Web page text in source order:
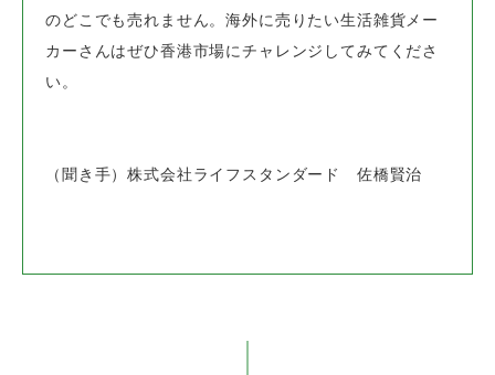
のどこでも売れません。海外に売りたい生活雑貨メー
カーさんはぜひ香港市場にチャレンジしてみてくださ
い。
（聞き手）株式会社ライフスタンダード 佐橋賢治